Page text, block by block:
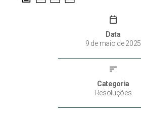
calendar_today
Data
9 de maio de 2025
sort
Categoria
Resoluções